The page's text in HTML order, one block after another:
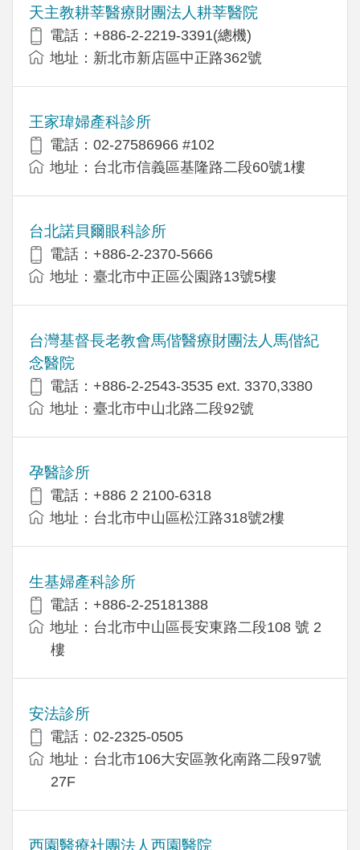
天主教耕莘醫療財團法人耕莘醫院
電話：+886-2-2219-3391(總機)
地址：新北市新店區中正路362號
王家瑋婦產科診所
電話：02-27586966 #102
地址：台北市信義區基隆路二段60號1樓
台北諾貝爾眼科診所
電話：+886-2-2370-5666
地址：臺北市中正區公園路13號5樓
台灣基督長老教會馬偕醫療財團法人馬偕紀
念醫院
電話：+886-2-2543-3535 ext. 3370,3380
地址：臺北市中山北路二段92號
孕醫診所
電話：+886 2 2100-6318
地址：台北市中山區松江路318號2樓
生基婦產科診所
電話：+886-2-25181388
地址：台北市中山區長安東路二段108 號 2
樓
安法診所
電話：02-2325-0505
地址：台北市106大安區敦化南路二段97號
27F
西園醫療社團法人西園醫院